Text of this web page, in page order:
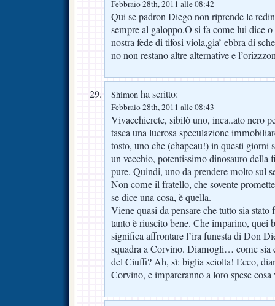
Febbraio 28th, 2011 alle 08:42
Qui se padron Diego non riprende le
sempre al galoppo.O si fa come lui dice
nostra fede di tifosi viola,gia’ ebbra di
no non restano altre alternative e
Shimon ha scritto:
Febbraio 28th, 2011 alle 08:43
Vivacchierete, sibilò uno, inca..ato nero
tasca una lucrosa speculazione
tosto, uno che (chapeau!) in questi giorni
un vecchio, potentissimo dinosauro della
pure. Quindi, uno da prendere molto sul
Non come il fratello, che sovente
se dice una cosa, è quella.
Viene quasi da pensare che tutto sia stato
tanto è riuscito bene. Che imparino, quei
significa affrontare l’ira funesta di Don
squadra a Corvino. Diamogli… come sia
del Ciuffi? Ah, sì: biglia sciolta! Ecco,
Corvino, e impareranno a loro spese